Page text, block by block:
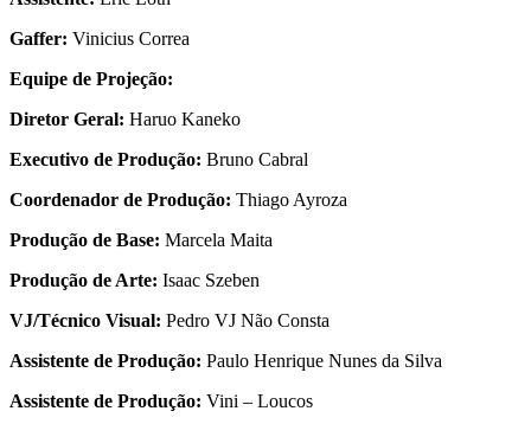
Gaffer: Vinicius Correa
Equipe de Projeção:
Diretor Geral: Haruo Kaneko
Executivo de Produção: Bruno Cabral
Coordenador de Produção: Thiago Ayroza
Produção de Base: Marcela Maita
Produção de Arte: Isaac Szeben
VJ/Técnico Visual: Pedro VJ Não Consta
Assistente de Produção: Paulo Henrique Nunes da Silva
Assistente de Produção: Vini – Loucos